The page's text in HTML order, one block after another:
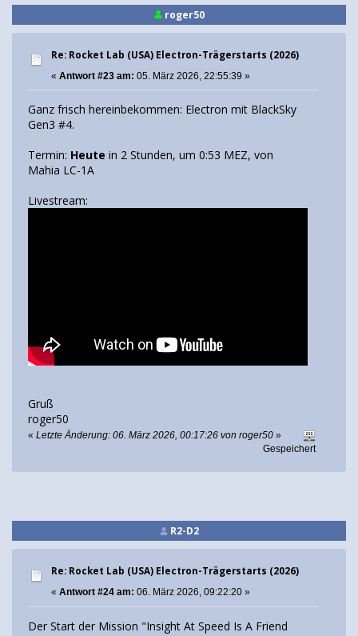
roger50
Re: Rocket Lab (USA) Electron-Trägerstarts (2026)
« Antwort #23 am: 05. März 2026, 22:55:39 »
Ganz frisch hereinbekommen: Electron mit BlackSky
Gen3 #4.
Termin: Heute in 2 Stunden, um 0:53 MEZ, von
Mahia LC-1A
Livestream:
Gruß
roger50
« Letzte Änderung: 06. März 2026, 00:17:26 von roger50 »
Gespeichert
R2-D2
Re: Rocket Lab (USA) Electron-Trägerstarts (2026)
« Antwort #24 am: 06. März 2026, 09:22:20 »
Der Start der Mission "Insight At Speed Is A Friend